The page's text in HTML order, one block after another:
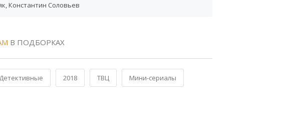
Константин Соловьев
В ПОДБОРКАХ
Детективные 2018 ТВЦ Мини-сериалы